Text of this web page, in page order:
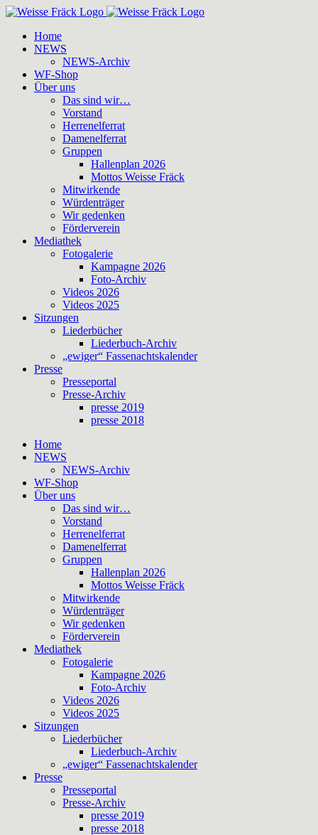
Zum
springenHome
NEWS
NEWS-Archiv
WF-Shop
Über uns
Das sind wir…
Vorstand
Herrenelferrat
Damenelferrat
Gruppen
Hallenplan 2026
Mottos Weisse Fräck
Mitwirkende
Würdenträger
Wir gedenken
Förderverein
Mediathek
Fotogalerie
Kampagne 2026
Foto-Archiv
Videos 2026
Videos 2025
Sitzungen
Liederbücher
Liederbuch-Archiv
„ewiger“ Fassenachtskalender
Presse
Presseportal
Presse-Archiv
presse 2019
presse 2018
Home
NEWS
NEWS-Archiv
WF-Shop
Über uns
Das sind wir…
Vorstand
Herrenelferrat
Damenelferrat
Gruppen
Hallenplan 2026
Mottos Weisse Fräck
Mitwirkende
Würdenträger
Wir gedenken
Förderverein
Mediathek
Fotogalerie
Kampagne 2026
Foto-Archiv
Videos 2026
Videos 2025
Sitzungen
Liederbücher
Liederbuch-Archiv
„ewiger“ Fassenachtskalender
Presse
Presseportal
Presse-Archiv
presse 2019
presse 2018